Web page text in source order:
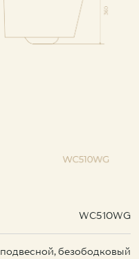
WC510WG
подвесной, безободковый